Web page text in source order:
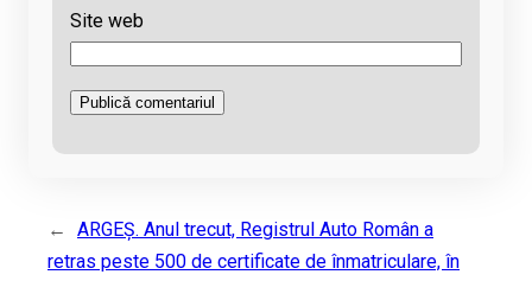
Site web
←
ARGEȘ. Anul trecut, Registrul Auto Român a
retras peste 500 de certificate de înmatriculare, în